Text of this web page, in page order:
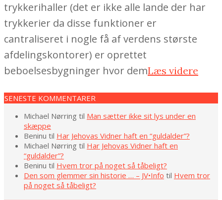
trykkerihaller (det er ikke alle lande der har
trykkerier da disse funktioner er
cantraliseret i nogle få af verdens største
afdelingskontorer) er oprettet
beboelsesbygninger hvor demLæs videre
SENESTE KOMMENTARER
Michael Nørring til Man sætter ikke sit lys under en
skæppe
Beninu til Har Jehovas Vidner haft en “guldalder”?
Michael Nørring til Har Jehovas Vidner haft en
“guldalder”?
Beninu til Hvem tror på noget så tåbeligt?
Den som glemmer sin historie … – JV•Info til Hvem tror
på noget så tåbeligt?